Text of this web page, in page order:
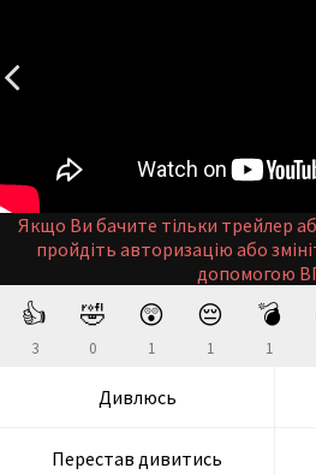
Якщо Ви бачите тільки трейлер
пройдіть авторизацію або
допомогою
👍
3
🤣
0
😲
1
😔
1
💣
1
Дивлюсь
Перестав дивитись